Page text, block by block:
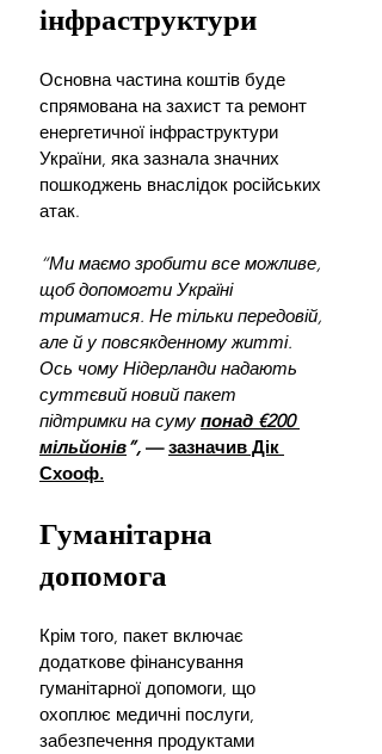
інфраструктури
Основна частина коштів буде
спрямована на захист та ремонт
енергетичної інфраструктури
України, яка зазнала значних
пошкоджень внаслідок російських
атак.
“Ми маємо зробити все можливе,
щоб допомогти Україні
триматися. Не тільки передовій,
але й у повсякденному житті.
Ось чому Нідерланди надають
суттєвий новий пакет
підтримки на суму понад €200
мільйонів”, — зазначив Дік
Схооф.
Гуманітарна
допомога
Крім того, пакет включає
додаткове фінансування
гуманітарної допомоги, що
охоплює медичні послуги,
забезпечення продуктами